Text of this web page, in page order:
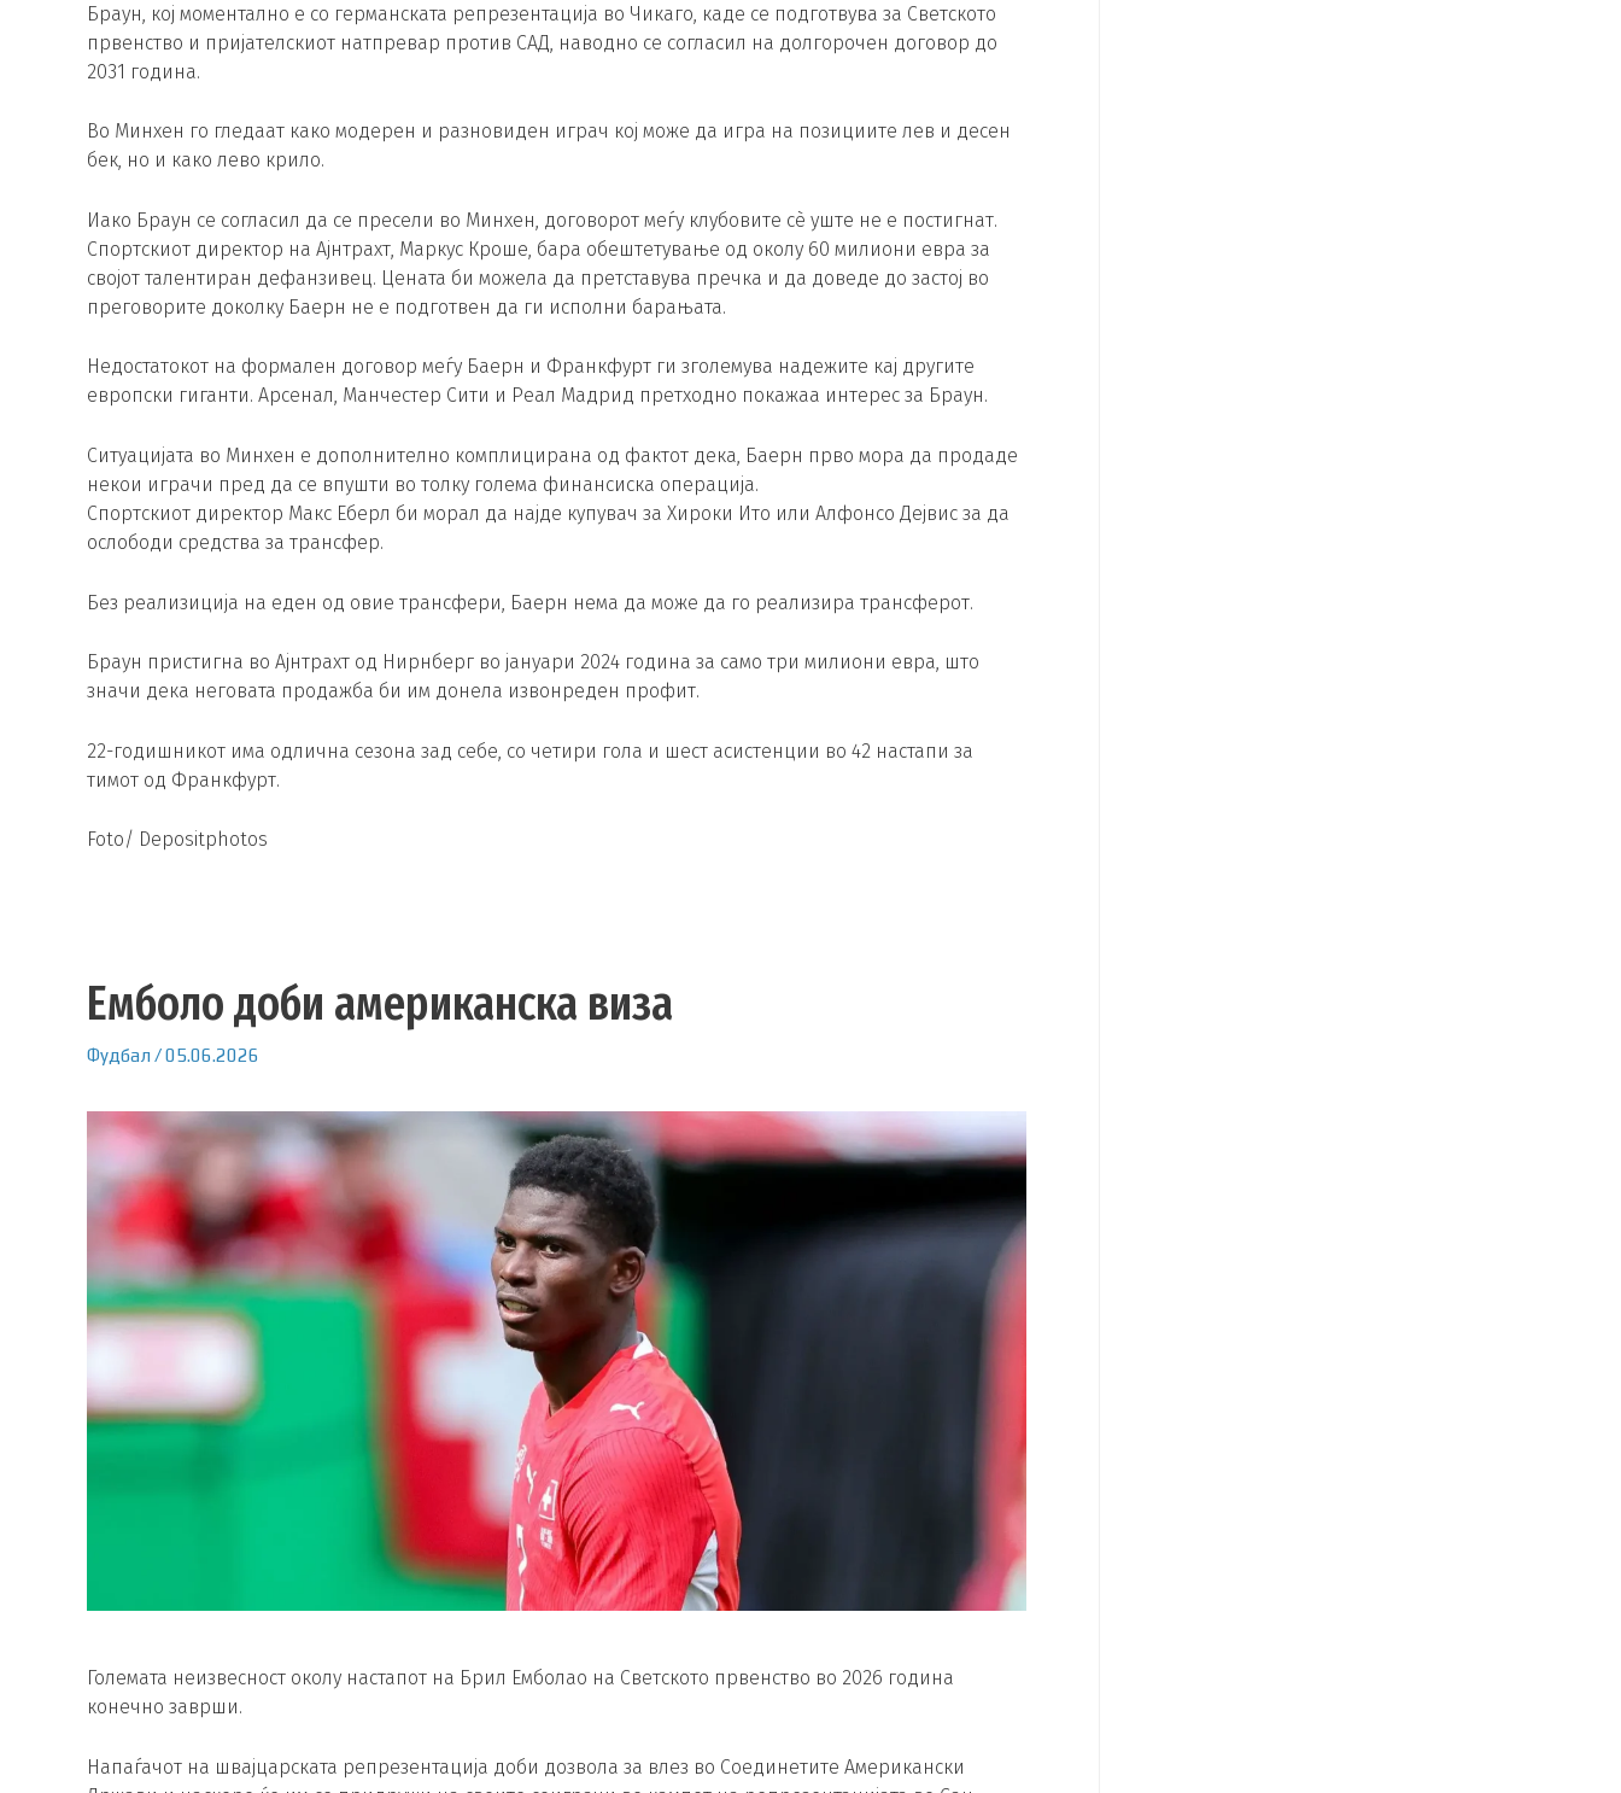
Браун, кој моментално е со германската репрезентација во Чикаго, каде се подготвува за Светското
првенство и пријателскиот натпревар против САД, наводно се согласил на долгорочен договор до
2031 година.
Во Минхен го гледаат како модерен и разновиден играч кој може да игра на позициите лев и десен
бек, но и како лево крило.
Иако Браун се согласил да се пресели во Минхен, договорот меѓу клубовите сè уште не е постигнат.
Спортскиот директор на Ајнтрахт, Маркус Кроше, бара обештетување од околу 60 милиони евра за
својот талентиран дефанзивец. Цената би можела да претставува пречка и да доведе до застој во
преговорите доколку Баерн не е подготвен да ги исполни барањата.
Недостатокот на формален договор меѓу Баерн и Франкфурт ги зголемува надежите кај другите
европски гиганти. Арсенал, Манчестер Сити и Реал Мадрид претходно покажаа интерес за Браун.
Ситуацијата во Минхен е дополнително комплицирана од фактот дека, Баерн прво мора да продаде
некои играчи пред да се впушти во толку голема финансиска операција.
Спортскиот директор Макс Еберл би морал да најде купувач за Хироки Ито или Алфонсо Дејвис за да
ослободи средства за трансфер.
Без реализиција на еден од овие трансфери, Баерн нема да може да го реализира трансферот.
Браун пристигна во Ајнтрахт од Нирнберг во јануари 2024 година за само три милиони евра, што
значи дека неговата продажба би им донела извонреден профит.
22-годишникот има одлична сезона зад себе, со четири гола и шест асистенции во 42 настапи за
тимот од Франкфурт.
Foto/ Depositphotos
Емболо доби американска виза
Фудбал /05.06.2026
Големата неизвесност околу настапот на Брил Емболао на Светското првенство во 2026 година
конечно заврши.
Напаѓачот на швајцарската репрезентација доби дозвола за влез во Соединетите Американски